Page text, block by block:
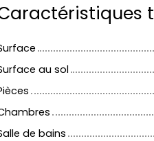
au sol
de bains